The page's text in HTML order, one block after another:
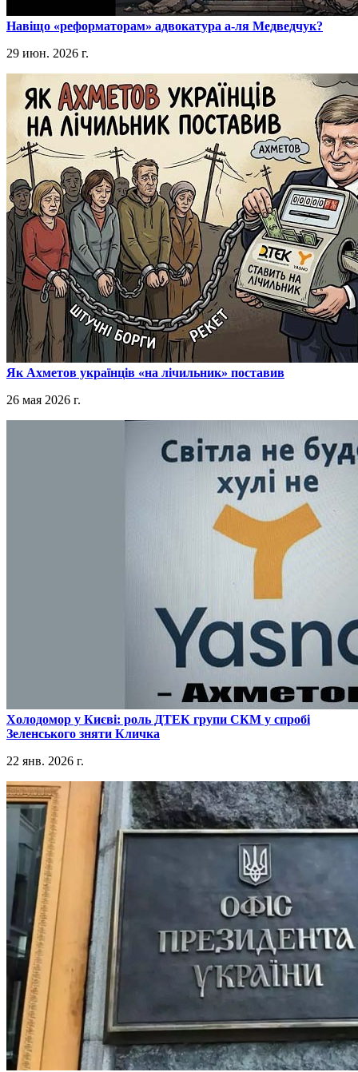
​Навіщо «реформаторам» адвокатура а-ля Медведчук?
29 июн. 2026 г.
​Як Ахметов українців «на лічильник» поставив
26 мая 2026 г.
​Холодомор у Києві: роль ДТЕК групи СКМ у спробі
Зеленського зняти Кличка
22 янв. 2026 г.